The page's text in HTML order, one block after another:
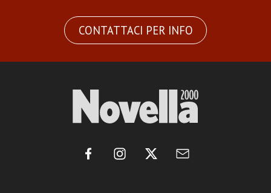
CONTATTACI PER INFO